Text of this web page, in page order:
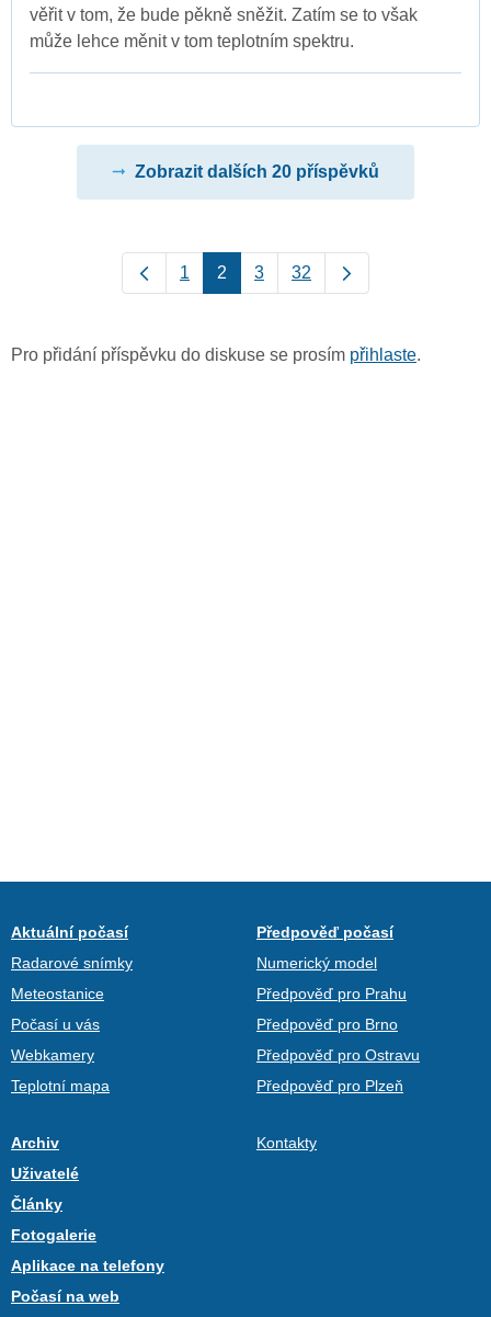
věřit v tom, že bude pěkně sněžit. Zatím se to však
může lehce měnit v tom teplotním spektru.
Zobrazit dalších 20 příspěvků
1 2 3 32
Pro přidání příspěvku do diskuse se prosím přihlaste.
Aktuální počasí
Radarové snímky
Meteostanice
Počasí u vás
Webkamery
Teplotní mapa
Předpověď počasí
Numerický model
Předpověď pro Prahu
Předpověď pro Brno
Předpověď pro Ostravu
Předpověď pro Plzeň
Archiv
Uživatelé
Články
Fotogalerie
Aplikace na telefony
Počasí na web
Kontakty